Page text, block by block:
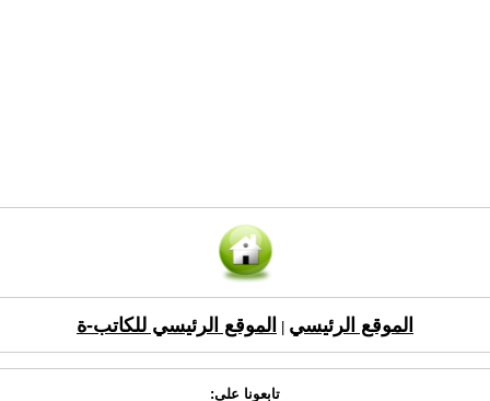
الموقع الرئيسي الموقع الرئيسي للكاتب-ة
تابعونا على: